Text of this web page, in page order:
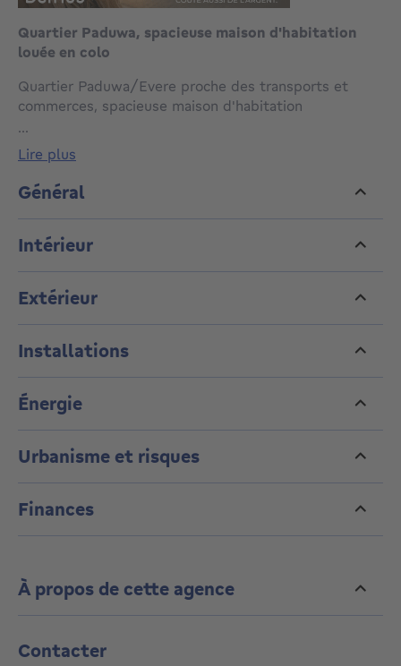
Quartier Paduwa, spacieuse maison d'habitation
louée en colo
Quartier Paduwa/Evere proche des transports et
commerces, spacieuse maison d'habitation
chambres, 3 cuisines , 4 salle de douches, jardin/cour
60 m2, double vitrage pvc, 3 compteurs depuis 1983
(anciennement 3 unités), bon rendement locatif
actuel et potentiel (3000 € à 3500 €), chaudière au
gaz condensation, à visiter sans tarder, ancien Peb à
actualiser G.
...
lire plus
Général
Intérieur
Extérieur
Installations
Énergie
Urbanisme et risques
Finances
À propos de cette agence
Contacter